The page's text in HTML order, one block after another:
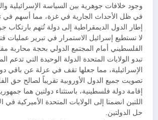
وجود خلافات جوهرية بين السياسة الإسرائيلية
في ظل الأحداث الجارية في غزة، مما أسهم في
إطار الدول الديمقراطية إلى دولة تُتهم بارتكاب
لا تستطيع إسرائيل الاستمرار في تبرير عمليات
الفلسطيني أمام المجتمع الدولي بحجة محاربة
تبدو الولايات المتحدة الدولة الوحيدة التي تدعم
الإسرائيلية، مما جعلها تقف في عزلة عن باقي
تصويت جميع الدول الأوروبية تقريباً لصالح حق
إقامة دولة فلسطينية، باستثناء دولتين هما
اللتين انضمتا إلى الولايات المتحدة الأميركية
حل الدولتين.